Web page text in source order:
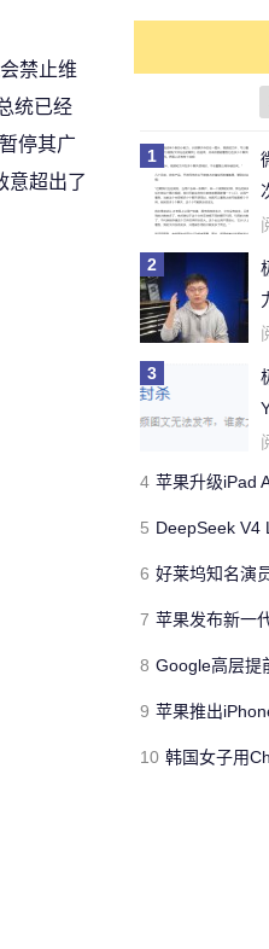
禁止维
统已经
停其广
意超出了
1
2
3
4 苹果升级iPad Air
5 DeepSeek V4 Lite悄
6 好莱坞知名演员在
7 苹果发布新一代
8 Google高层提前
9 苹果推出iPhone 17e
10 韩国女子用ChatGPT